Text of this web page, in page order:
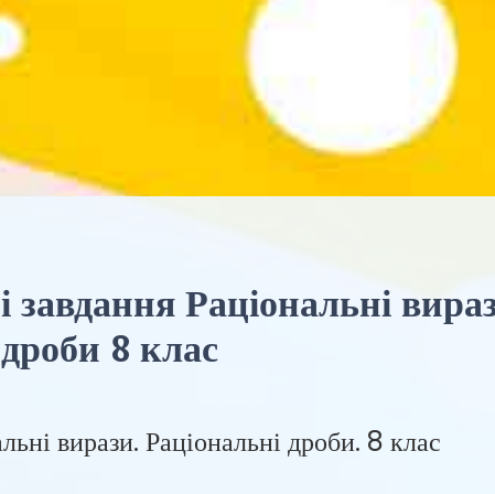
завдання Раціональні
8 клас
вирази. Раціональні дроби. 8 клас